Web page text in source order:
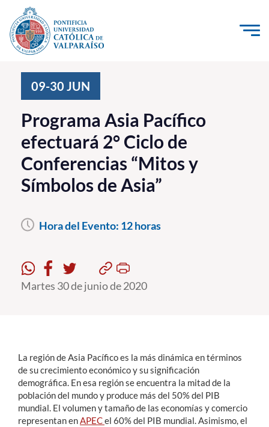
Click acá para ir directamente al contenido
Investigación, Creación e Innovación
PUCV Internacional
Vinculación con el Medio
Admisión
Pregrado
Formación Continua
Alumni
English
09-30 JUN
Programa Asia Pacífico
efectuará 2° Ciclo de
Conferencias “Mitos y
Símbolos de Asia”
Hora del Evento: 12 horas
Martes 30 de junio de 2020
La región de Asia Pacífico es la más dinámica en términos
de su crecimiento económico y su significación
demográfica. En esa región se encuentra la mitad de la
población del mundo y produce más del 50% del PIB
mundial. El volumen y tamaño de las economías y comercio
representan enAPECel 60% del PIB mundial. Asimismo, el